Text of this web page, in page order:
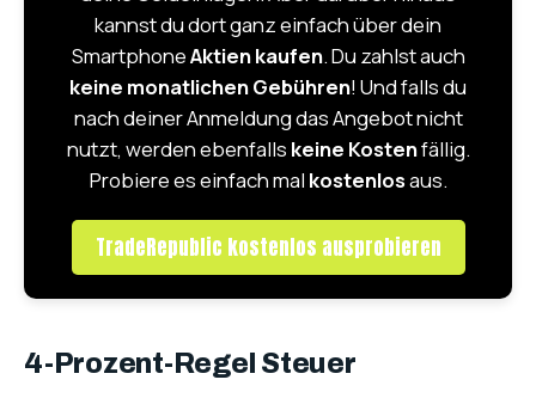
kannst du dort ganz einfach über dein
SmartphoneAktien kaufen. Du zahlst auch
keine monatlichen Gebühren! Und falls du
nach deiner Anmeldung das Angebot nicht
nutzt, werden ebenfalls keine Kostenfällig.
Probiere es einfach mal kostenlosaus.
TradeRepublic kostenlos ausprobieren
4-Prozent-Regel Steuer